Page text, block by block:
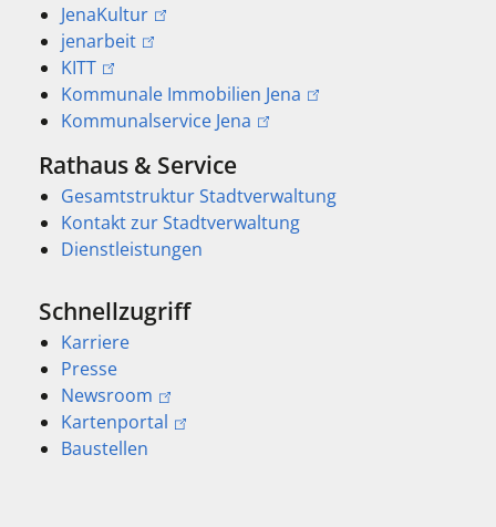
JenaKultur
jenarbeit
KITT
Kommunale Immobilien Jena
Kommunalservice Jena
Rathaus & Service
Gesamtstruktur Stadtverwaltung
Kontakt zur Stadtverwaltung
Dienstleistungen
Schnellzugriff
Karriere
Presse
Newsroom
Kartenportal
Baustellen